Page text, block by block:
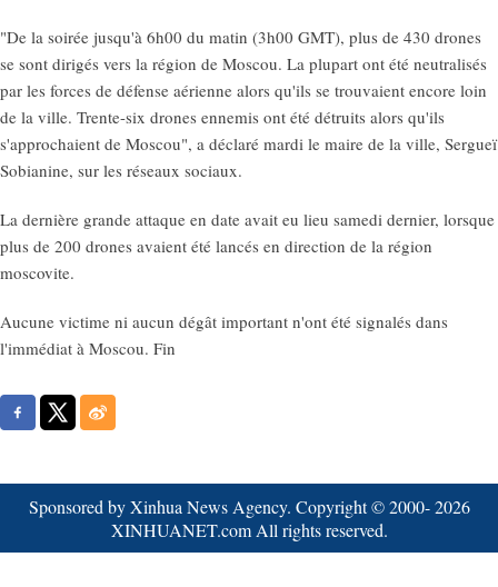
"De la soirée jusqu'à 6h00 du matin (3h00 GMT), plus de 430 drones
se sont dirigés vers la région de Moscou. La plupart ont été neutralisés
par les forces de défense aérienne alors qu'ils se trouvaient encore loin
de la ville. Trente-six drones ennemis ont été détruits alors qu'ils
s'approchaient de Moscou", a déclaré mardi le maire de la ville, Sergueï
Sobianine, sur les réseaux sociaux.
La dernière grande attaque en date avait eu lieu samedi dernier, lorsque
plus de 200 drones avaient été lancés en direction de la région
moscovite.
Aucune victime ni aucun dégât important n'ont été signalés dans
l'immédiat à Moscou. Fin
Sponsored by Xinhua News Agency. Copyright © 2000-2026
XINHUANET.com All rights reserved.